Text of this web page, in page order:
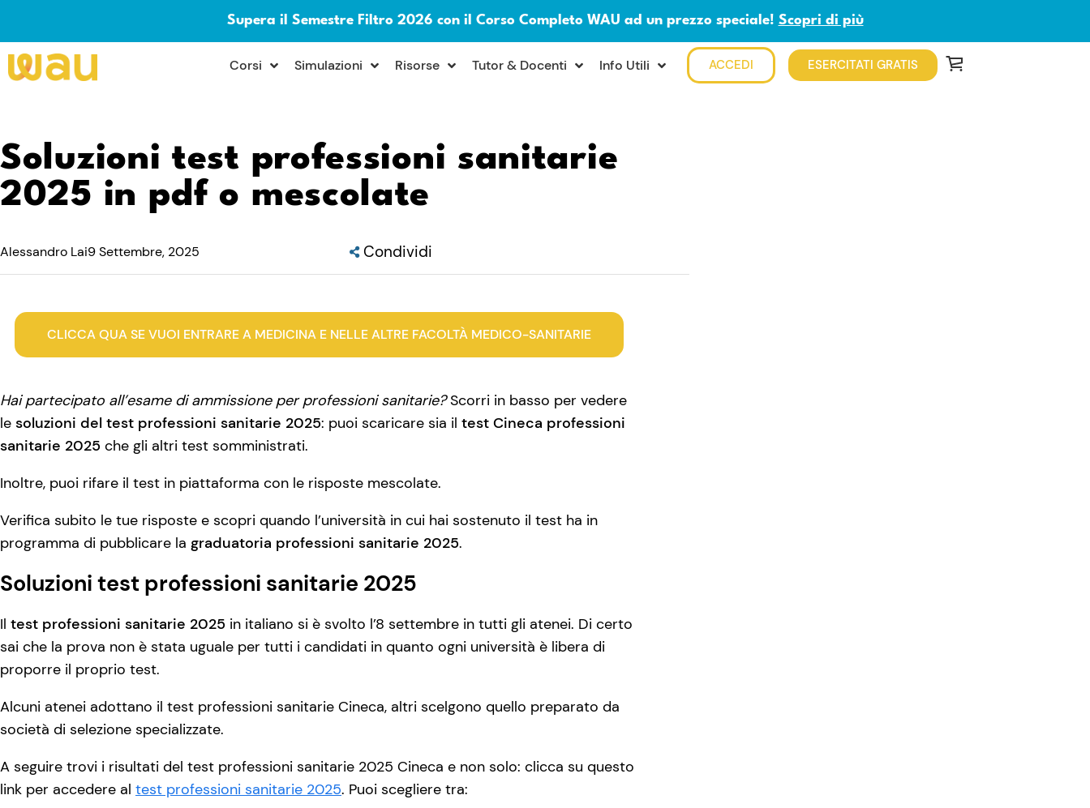
Supera il Semestre Filtro 2026 con il Corso Completo WAU ad un prezzo speciale! Scopri di più
× Corsi Simulazioni Risorse Tutor & Docenti Info Utili ACCEDI ESERCITATI GRATIS
Soluzioni test professioni sanitarie
2025 in pdf o mescolate
Alessandro Lai9 Settembre, 2025 Condividi
CLICCA QUA SE VUOI ENTRARE A MEDICINA E NELLE ALTRE FACOLTÀ MEDICO-SANITARIE
Hai partecipato all’esame di ammissione per professioni sanitarie?Scorri in basso per vedere
le soluzioni del test professioni sanitarie 2025: puoi scaricare sia il test Cineca professioni
sanitarie 2025 che gli altri test somministrati.
Inoltre, puoi rifare il test in piattaforma con le risposte mescolate.
Verifica subito le tue risposte e scopri quando l’università in cui hai sostenuto il test ha in
programma di pubblicare la graduatoria professioni sanitarie 2025.
Soluzioni test professioni sanitarie 2025
Il test professioni sanitarie 2025 in italiano si è svolto l’8 settembre in tutti gli atenei. Di certo
sai che la prova non è stata uguale per tutti i candidati in quanto ogni università è libera di
proporre il proprio test.
Alcuni atenei adottano il test professioni sanitarie Cineca, altri scelgono quello preparato da
società di selezione specializzate.
A seguire trovi i risultati del test professioni sanitarie 2025 Cineca e non solo: clicca su questo
link per accedere al test professioni sanitarie 2025. Puoi scegliere tra: